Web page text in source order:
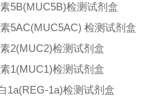
5B(MUC5B)检测试剂盒
5AC(MUC5AC) 检测试剂盒
2(MUC2)检测试剂盒
1(MUC1)检测试剂盒
1a(REG-1a)检测试剂盒